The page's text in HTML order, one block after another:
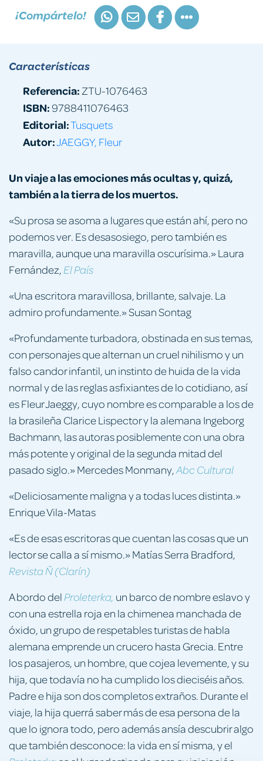
¡Compártelo!
Un viaje a las emociones más ocultas y, quizá,
también a la tierra de los muertos.
«Su prosa se asoma a lugares que están ahí, pero no
podemos ver. Es desasosiego, pero también es
maravilla, aunque una maravilla oscurísima.» Laura
Fernández,El País
«Una escritora maravillosa, brillante, salvaje. La
admiro profundamente.» Susan Sontag
«Profundamente turbadora, obstinada en sus temas,
con personajes que alternan un cruel nihilismo y un
falso candor infantil, un instinto de huida de la vida
normal y de las reglas asfixiantes de lo cotidiano, así
es Fleur Jaeggy, cuyo nombre es comparable a los de
la brasileña Clarice Lispector y la alemana Ingeborg
Bachmann, las autoras posiblemente con una obra
más potente y original de la segunda mitad del
pasado siglo.» Mercedes Monmany,Abc Cultural
«Deliciosamente maligna y a todas luces distinta.»
Enrique Vila-Matas
«Es de esas escritoras que cuentan las cosas que un
lector se calla a sí mismo.» Matías Serra Bradford,
Revista Ñ (Clarín)
A bordo delProleterka, un barco de nombre eslavo y
con una estrella roja en la chimenea manchada de
óxido, un grupo de respetables turistas de habla
alemana emprende un crucero hasta Grecia. Entre
los pasajeros, un hombre, que cojea levemente, y su
hija, que todavía no ha cumplido los dieciséis años.
Padre e hija son dos completos extraños. Durante el
viaje, la hija querrá saber más de esa persona de la
que lo ignora todo, pero además ansía descubrir algo
que también desconoce: la vida en sí misma, y el
Características
Referencia: ZTU-1076463
ISBN:9788411076463
Editorial:Tusquets
Autor:JAEGGY, Fleur